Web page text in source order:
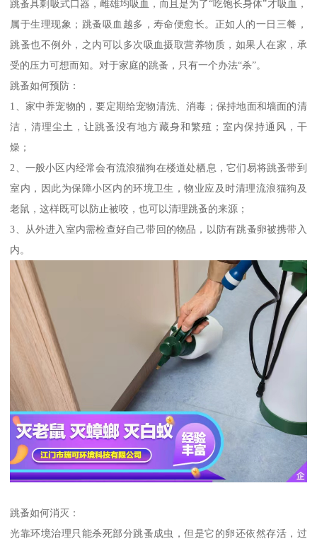
跳蚤具刺吸式口器，雌雄均吸血，而且是为了“吃饱长身体”才吸血，
属于生理现象；跳蚤吸血越多，寿命便愈长。正如人的一日三餐，
跳蚤也不例外，之内可以多次吸血摄取营养物质，如果人在家，承
受的压力可想而知。对于家庭的跳蚤，只有一个办法“杀”。
跳蚤如何预防：
1、家中养宠物的，要定期给宠物清洗、消毒；保持地面和墙面的清
洁，清理尘土，让跳蚤没有地方藏身和繁殖；室内保持通风，干
燥；
2、一般小区内经常会有流浪猫狗在楼道处栖息，它们易将跳蚤带到
室内，因此为保障小区内的环境卫生，物业应及时清理流浪猫狗及
老鼠，这样既可以防止被咬，也可以清理跳蚤的来源；
3、从外进入室内需检查好自己带回的物品，以防有跳蚤卵被携带入
内。
跳蚤如何消灭：
光靠环境治理只能杀死部分跳蚤成虫，但是它的卵还依然存活，过